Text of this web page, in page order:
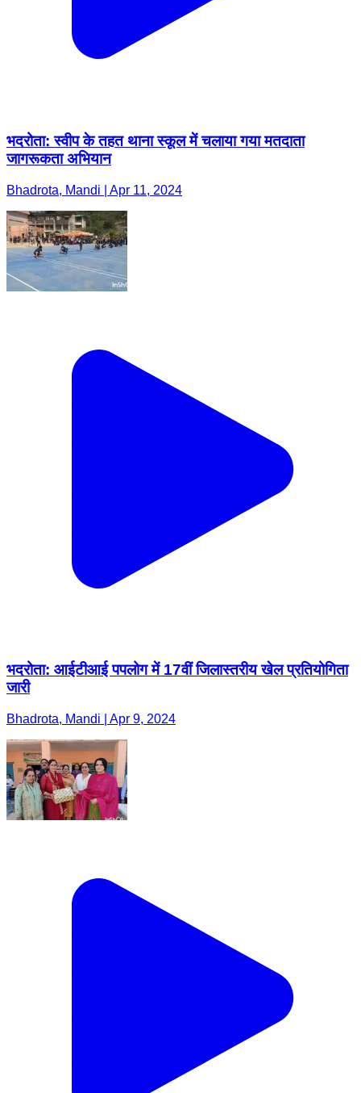
भदरोता: स्वीप के तहत थाना स्कूल में चलाया गया मतदाता
जागरूकता अभियान
Bhadrota, Mandi | Apr 11, 2024
भदरोता: आईटीआई पपलोग में 17वीं जिलास्तरीय खेल प्रतियोगिता
जारी
Bhadrota, Mandi | Apr 9, 2024